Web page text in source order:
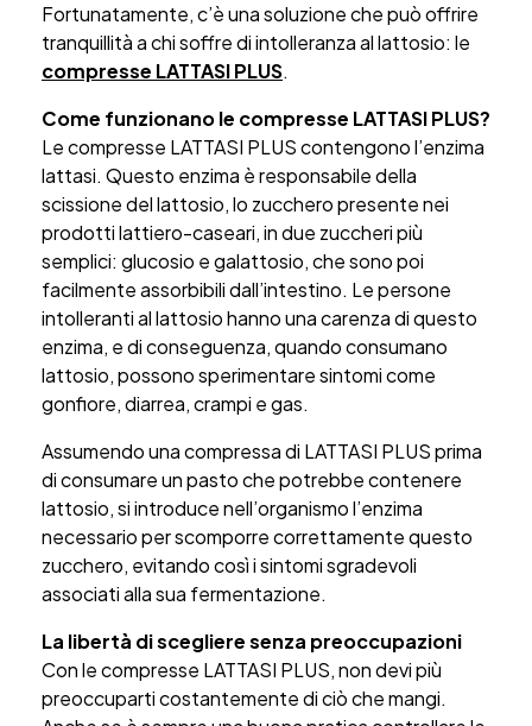
Fortunatamente, c’è una soluzione che può offrire
tranquillità a chi soffre di intolleranza al lattosio: le
compresse LATTASI PLUS.
Come funzionano le compresse LATTASI PLUS?
Le compresse LATTASI PLUS contengono l’enzima
lattasi. Questo enzima è responsabile della
scissione del lattosio, lo zucchero presente nei
prodotti lattiero-caseari, in due zuccheri più
semplici: glucosio e galattosio, che sono poi
facilmente assorbibili dall’intestino. Le persone
intolleranti al lattosio hanno una carenza di questo
enzima, e di conseguenza, quando consumano
lattosio, possono sperimentare sintomi come
gonfiore, diarrea, crampi e gas.
Assumendo una compressa di LATTASI PLUS prima
di consumare un pasto che potrebbe contenere
lattosio, si introduce nell’organismo l’enzima
necessario per scomporre correttamente questo
zucchero, evitando così i sintomi sgradevoli
associati alla sua fermentazione.
La libertà di scegliere senza preoccupazioni
Con le compresse LATTASI PLUS, non devi più
preoccuparti costantemente di ciò che mangi.